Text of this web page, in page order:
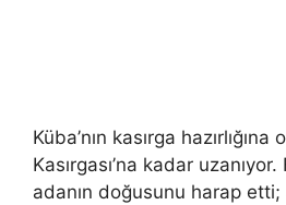
Küba’nın kasırga
Kasırgası’na kadar
adanın doğusunu harap etti;